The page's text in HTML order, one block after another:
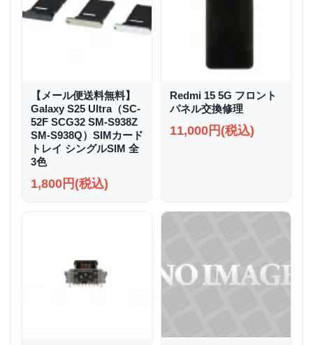
【メール便送料無料】
Galaxy S25 Ultra（SC-
52F SCG32 SM-S938Z
SM-S938Q）SIMカード
トレイ シングルSIM 全
3色
1,800円(税込)
Redmi 15 5G フロント
パネル交換修理
11,000円(税込)